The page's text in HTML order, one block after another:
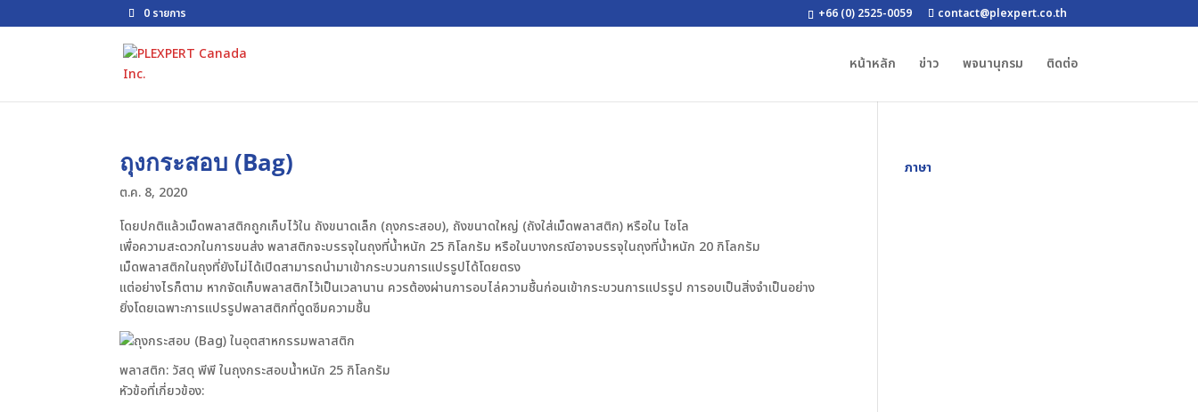
+66 (0) 2525-0059 contact@plexpert.co.th
0 รายการ
หน้าหลัก ข่าว พจนานุกรม ติดต่อ
ถุงกระสอบ (Bag)
ต.ค. 8, 2020
โดยปกติแล้วเม็ดพลาสติกถูกเก็บไว้ใน ถังขนาดเล็ก (ถุงกระสอบ), ถังขนาดใหญ่ (ถังใส่เม็ดพลาสติก) หรือใน ไซโล
เพื่อความสะดวกในการขนส่ง พลาสติกจะบรรจุในถุงที่น้ำหนัก 25 กิโลกรัม หรือในบางกรณีอาจบรรจุในถุงที่น้ำหนัก 20 กิโลกรัม
เม็ดพลาสติกในถุงที่ยังไม่ได้เปิดสามารถนำมาเข้ากระบวนการแปรรูปได้โดยตรง
แต่อย่างไรก็ตาม หากจัดเก็บพลาสติกไว้เป็นเวลานาน ควรต้องผ่านการอบไล่ความชื้นก่อนเข้ากระบวนการแปรรูป การอบเป็นสิ่งจำเป็นอย่าง
ยิ่งโดยเฉพาะการแปรรูปพลาสติกที่ดูดซึมความชื้น
พลาสติก: วัสดุ พีพี ในถุงกระสอบน้ำหนัก 25 กิโลกรัม
หัวข้อที่เกี่ยวข้อง:
ภาษา